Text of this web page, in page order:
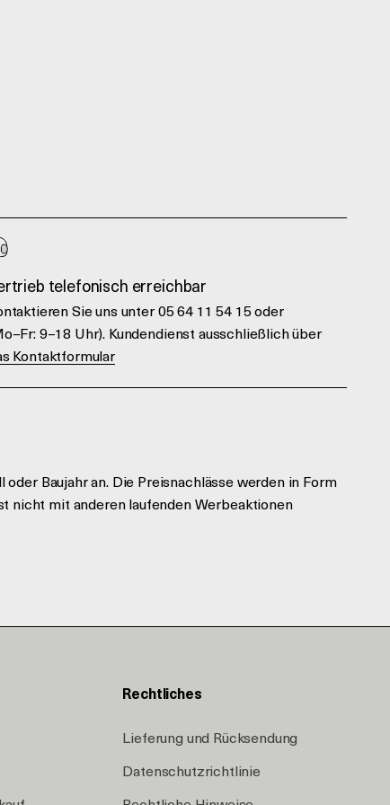
telefonisch erreichbar
Sie uns unter 05 64 11 54 15 oder
9–18 Uhr). Kundendienst ausschließlich über
Kontaktformular
Baujahr an. Die Preisnachlässe werden in Form
nicht mit anderen laufenden Werbeaktionen
Rechtliches
Lieferung und Rücksendung
Datenschutzrichtlinie